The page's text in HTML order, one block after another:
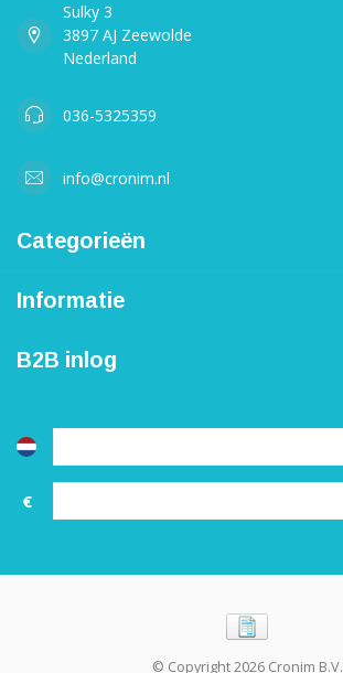
Sulky 3
3897 AJ Zeewolde
Nederland
036-5325359
info@cronim.nl
Categorieën
Informatie
B2B inlog
€
© Copyright 2026 Cronim B.V.